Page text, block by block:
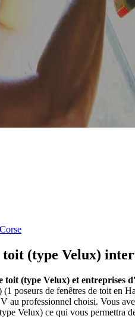
(type Velux)
toit (type Velux) et
poseurs de fenêtres de toit en
professionnel choisi. Vous
Velux) ce qui vous